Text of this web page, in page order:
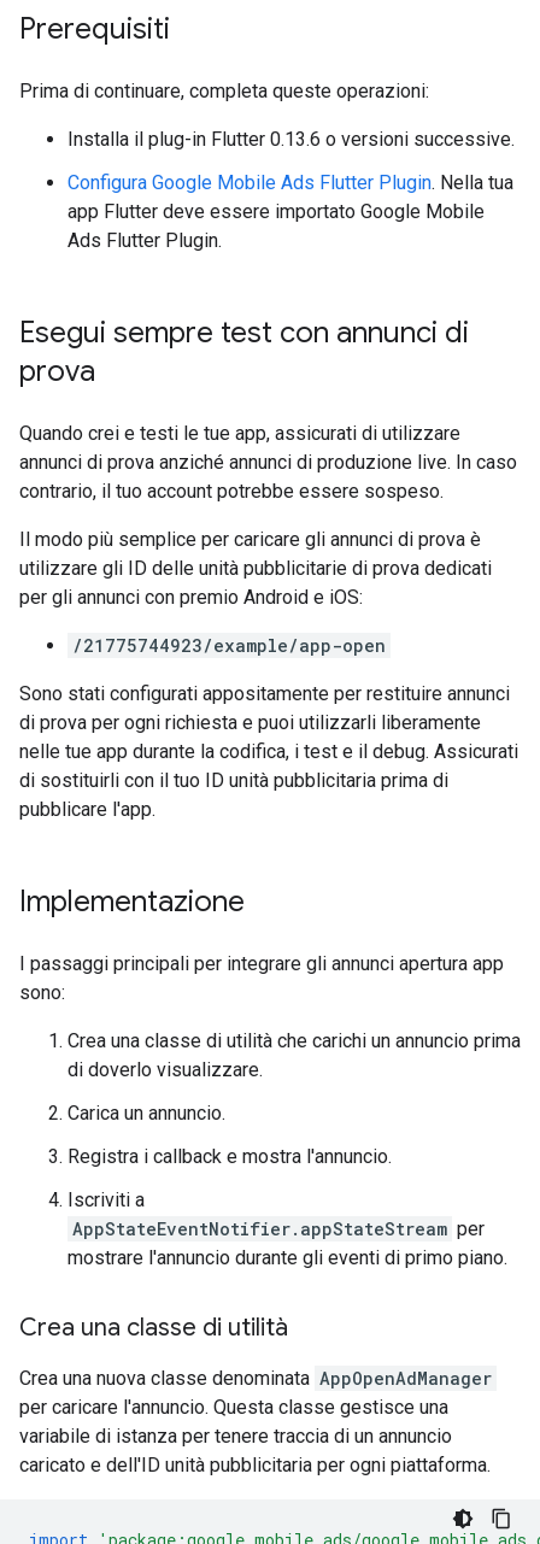
Prerequisiti
Prima di continuare, completa queste operazioni:
Installa il plug-in Flutter 0.13.6 o versioni successive.
Configura Google Mobile Ads Flutter Plugin. Nella tua
app Flutter deve essere importato Google Mobile
Ads Flutter Plugin.
Esegui sempre test con annunci di
prova
Quando crei e testi le tue app, assicurati di utilizzare
annunci di prova anziché annunci di produzione live. In caso
contrario, il tuo account potrebbe essere sospeso.
Il modo più semplice per caricare gli annunci di prova è
utilizzare gli ID delle unità pubblicitarie di prova dedicati
per gli annunci con premio Android e iOS:
/21775744923/example/app-open
Sono stati configurati appositamente per restituire annunci
di prova per ogni richiesta e puoi utilizzarli liberamente
nelle tue app durante la codifica, i test e il debug. Assicurati
di sostituirli con il tuo ID unità pubblicitaria prima di
pubblicare l'app.
Implementazione
I passaggi principali per integrare gli annunci apertura app
sono:
Crea una classe di utilità che carichi un annuncio prima
di doverlo visualizzare.
Carica un annuncio.
Registra i callback e mostra l'annuncio.
Iscriviti a
AppStateEventNotifier.appStateStream per
mostrare l'annuncio durante gli eventi di primo piano.
Crea una classe di utilità
Crea una nuova classe denominata AppOpenAdManager
per caricare l'annuncio. Questa classe gestisce una
variabile di istanza per tenere traccia di un annuncio
caricato e dell'ID unità pubblicitaria per ogni piattaforma.